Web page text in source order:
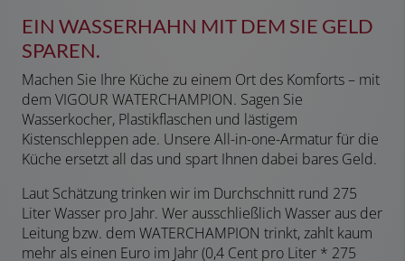
EIN WASSERHAHN MIT DEM SIE GELD
SPAREN.
Machen Sie Ihre Küche zu einem Ort des Komforts – mit
dem VIGOUR WATERCHAMPION. Sagen Sie
Wasserkocher, Plastikflaschen und lästigem
Kistenschleppen ade. Unsere All-in-one-Armatur für die
Küche ersetzt all das und spart Ihnen dabei bares Geld.
Laut Schätzung trinken wir im Durchschnitt rund 275
Liter Wasser pro Jahr. Wer ausschließlich Wasser aus der
Leitung bzw. dem WATERCHAMPION trinkt, zahlt kaum
mehr als einen Euro im Jahr (0,4 Cent pro Liter * 275